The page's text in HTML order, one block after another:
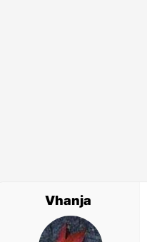
Vhanja